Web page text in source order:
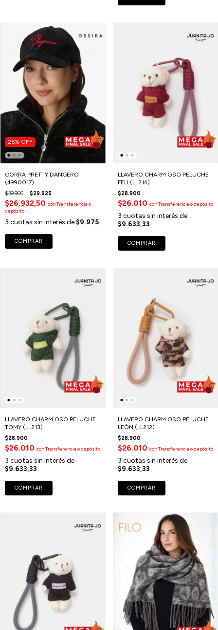
25% OFF
GORRA PRETTY DANGERO
(4990017)
$39.900 $29.925
$26.932,50 conTransferencia o
depósito
3 cuotas sin interés de $9.975
COMPRAR
LLAVERO CHARM OSO PELUCHE
FELI (LL214)
$28.900
$26.010 conTransferencia o depósito
3 cuotas sin interés de
$9.633,33
COMPRAR
LLAVERO CHARM OSO PELUCHE
TOMY (LL213)
$28.900
$26.010 conTransferencia o depósito
3 cuotas sin interés de
$9.633,33
COMPRAR
LLAVERO CHARM OSO PELUCHE
LEÓN (LL212)
$28.900
$26.010 conTransferencia o depósito
3 cuotas sin interés de
$9.633,33
COMPRAR